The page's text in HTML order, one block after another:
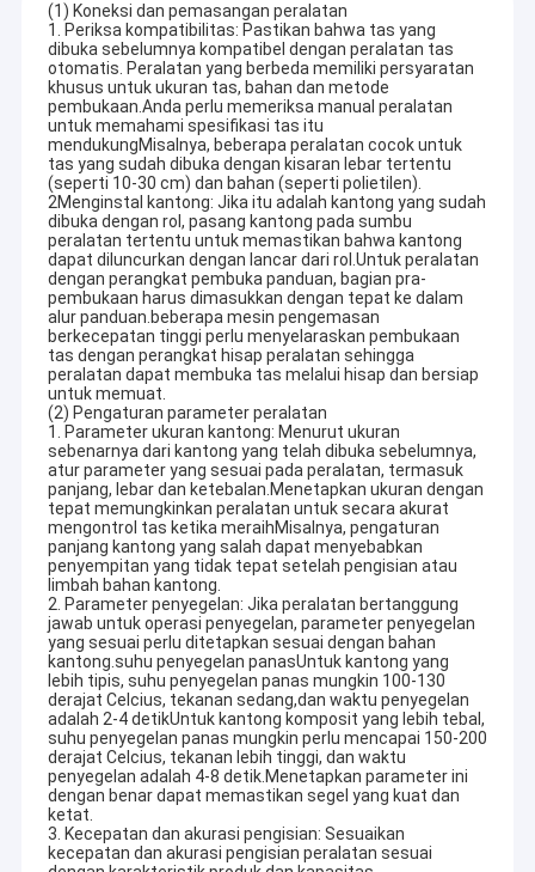
(1) Koneksi dan pemasangan peralatan
1. Periksa kompatibilitas: Pastikan bahwa tas yang
dibuka sebelumnya kompatibel dengan peralatan tas
otomatis. Peralatan yang berbeda memiliki persyaratan
khusus untuk ukuran tas, bahan dan metode
pembukaan.Anda perlu memeriksa manual peralatan
untuk memahami spesifikasi tas itu
mendukungMisalnya, beberapa peralatan cocok untuk
tas yang sudah dibuka dengan kisaran lebar tertentu
(seperti 10-30 cm) dan bahan (seperti polietilen).
2Menginstal kantong: Jika itu adalah kantong yang sudah
dibuka dengan rol, pasang kantong pada sumbu
peralatan tertentu untuk memastikan bahwa kantong
dapat diluncurkan dengan lancar dari rol.Untuk peralatan
dengan perangkat pembuka panduan, bagian pra-
pembukaan harus dimasukkan dengan tepat ke dalam
alur panduan.beberapa mesin pengemasan
berkecepatan tinggi perlu menyelaraskan pembukaan
tas dengan perangkat hisap peralatan sehingga
peralatan dapat membuka tas melalui hisap dan bersiap
untuk memuat.
(2) Pengaturan parameter peralatan
1. Parameter ukuran kantong: Menurut ukuran
sebenarnya dari kantong yang telah dibuka sebelumnya,
atur parameter yang sesuai pada peralatan, termasuk
panjang, lebar dan ketebalan.Menetapkan ukuran dengan
tepat memungkinkan peralatan untuk secara akurat
mengontrol tas ketika meraihMisalnya, pengaturan
panjang kantong yang salah dapat menyebabkan
penyempitan yang tidak tepat setelah pengisian atau
limbah bahan kantong.
2. Parameter penyegelan: Jika peralatan bertanggung
jawab untuk operasi penyegelan, parameter penyegelan
yang sesuai perlu ditetapkan sesuai dengan bahan
kantong.suhu penyegelan panasUntuk kantong yang
lebih tipis, suhu penyegelan panas mungkin 100-130
derajat Celcius, tekanan sedang,dan waktu penyegelan
adalah 2-4 detikUntuk kantong komposit yang lebih tebal,
suhu penyegelan panas mungkin perlu mencapai 150-200
derajat Celcius, tekanan lebih tinggi, dan waktu
penyegelan adalah 4-8 detik.Menetapkan parameter ini
dengan benar dapat memastikan segel yang kuat dan
ketat.
3. Kecepatan dan akurasi pengisian: Sesuaikan
kecepatan dan akurasi pengisian peralatan sesuai